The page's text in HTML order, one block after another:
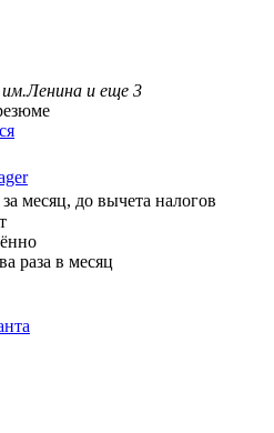
и еще 3
за месяц, до вычета налогов
раза в месяц